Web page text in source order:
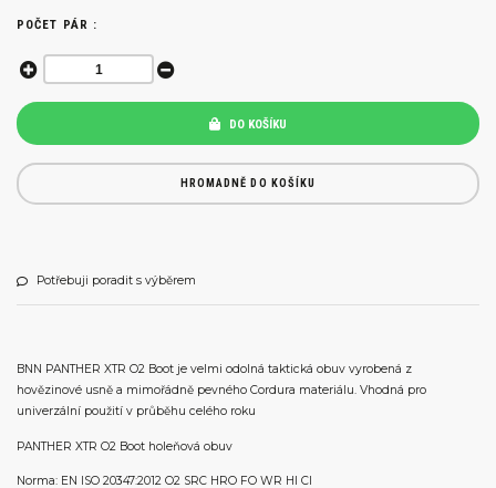
POČET PÁR :
DO KOŠÍKU
HROMADNĚ DO KOŠÍKU
Potřebuji poradit s výběrem
BNN PANTHER XTR O2 Boot je velmi odolná taktická obuv vyrobená z
hovězinové usně a mimořádně pevného Cordura materiálu. Vhodná pro
univerzální použití v průběhu celého roku
PANTHER XTR O2 Boot holeňová obuv
Norma: EN ISO 20347:2012 O2 SRC HRO FO WR HI CI